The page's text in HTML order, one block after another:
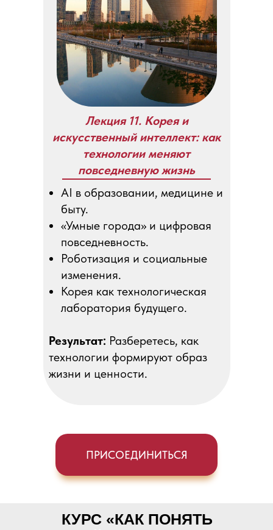
ПРИСОЕДИНИТЬСЯ
Лекция 11. Корея и
искусственный интеллект: как
технологии меняют
повседневную жизнь
AI в образовании, медицине и
быту.
«Умные города» и цифровая
повседневность.
Роботизация и социальные
изменения.
Корея как технологическая
лаборатория будущего.
Результат: Разберетесь, как
технологии формируют образ
жизни и ценности.
КУРС «КАК ПОНЯТЬ